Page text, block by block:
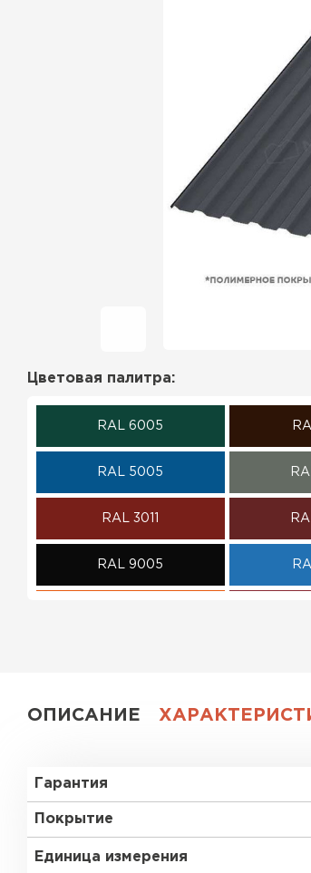
Фальцевая
Ондулин
Гибкая
Рулонная
Цветовая палитра:
RAL 6005
RAL 5005
RAL 3011
RAL 9005
ОПИСАНИЕ
Гарантия
Покрытие
Единица измерения
Профилированный
ПЕРЕЙТИ